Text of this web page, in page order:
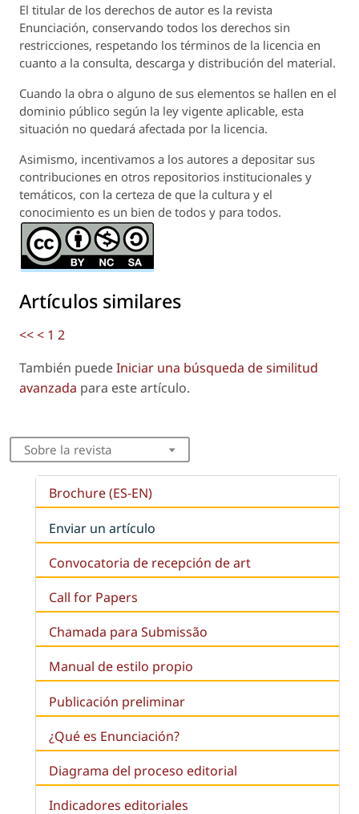
El titular de los derechos de autor es la revista
Enunciación, conservando todos los derechos sin
restricciones, respetando los términos de la licencia en
cuanto a la consulta, descarga y distribución del material.
Cuando la obra o alguno de sus elementos se hallen en el
dominio público según la ley vigente aplicable, esta
situación no quedará afectada por la licencia.
Asimismo, incentivamos a los autores a depositar sus
contribuciones en otros repositorios institucionales y
temáticos, con la certeza de que la cultura y el
conocimiento es un bien de todos y para todos.
Artículos similares
<<< 1 2
También puedeIniciar una búsqueda de similitud
avanzada para este artículo.
Sobre la revista
Brochure (ES-EN)
Enviar un artículo
Convocatoria de recepción de art
Call for Papers
Chamada para Submissão
Manual de estilo propio
Publicación preliminar
¿Qué es Enunciación?
Diagrama del proceso editorial
Indicadores editoriales